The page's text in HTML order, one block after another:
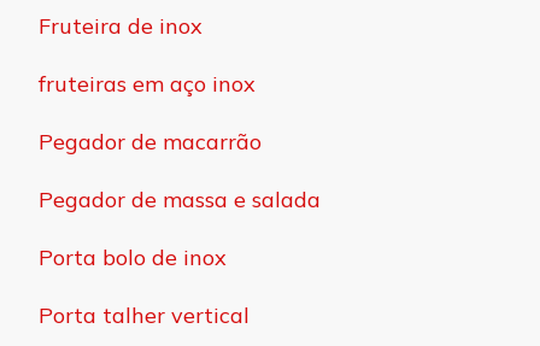
Fruteira de inox
fruteiras em aço inox
Pegador de macarrão
Pegador de massa e salada
Porta bolo de inox
Porta talher vertical